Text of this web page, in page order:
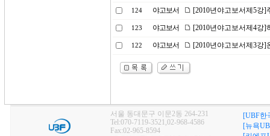
124 야고보서 [2010년야고보서제5강
123 야고보서 [2010년야고보서제4강]
122 야고보서 [2010년야고보서제3강]
서울 동대문구 이문2동 264-231
Tel:070-7119-3521,02-968-4586
Fax:02-965-8594
[UBF한
[뉴욕